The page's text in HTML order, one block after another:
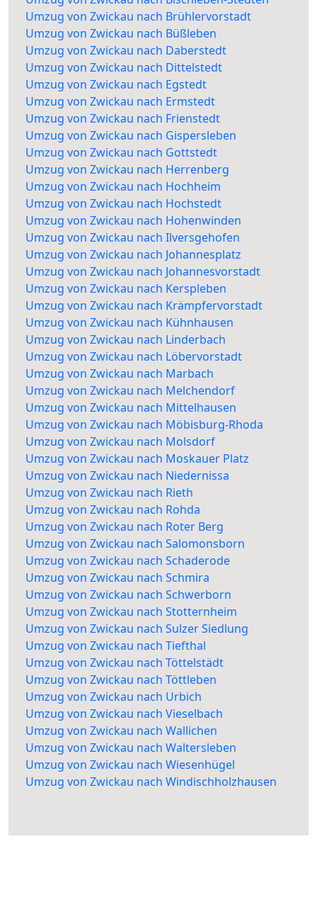
Umzug von Zwickau nach Brühlervorstadt
Umzug von Zwickau nach Büßleben
Umzug von Zwickau nach Daberstedt
Umzug von Zwickau nach Dittelstedt
Umzug von Zwickau nach Egstedt
Umzug von Zwickau nach Ermstedt
Umzug von Zwickau nach Frienstedt
Umzug von Zwickau nach Gispersleben
Umzug von Zwickau nach Gottstedt
Umzug von Zwickau nach Herrenberg
Umzug von Zwickau nach Hochheim
Umzug von Zwickau nach Hochstedt
Umzug von Zwickau nach Hohenwinden
Umzug von Zwickau nach Ilversgehofen
Umzug von Zwickau nach Johannesplatz
Umzug von Zwickau nach Johannesvorstadt
Umzug von Zwickau nach Kerspleben
Umzug von Zwickau nach Krämpfervorstadt
Umzug von Zwickau nach Kühnhausen
Umzug von Zwickau nach Linderbach
Umzug von Zwickau nach Löbervorstadt
Umzug von Zwickau nach Marbach
Umzug von Zwickau nach Melchendorf
Umzug von Zwickau nach Mittelhausen
Umzug von Zwickau nach Möbisburg-Rhoda
Umzug von Zwickau nach Molsdorf
Umzug von Zwickau nach Moskauer Platz
Umzug von Zwickau nach Niedernissa
Umzug von Zwickau nach Rieth
Umzug von Zwickau nach Rohda
Umzug von Zwickau nach Roter Berg
Umzug von Zwickau nach Salomonsborn
Umzug von Zwickau nach Schaderode
Umzug von Zwickau nach Schmira
Umzug von Zwickau nach Schwerborn
Umzug von Zwickau nach Stotternheim
Umzug von Zwickau nach Sulzer Siedlung
Umzug von Zwickau nach Tiefthal
Umzug von Zwickau nach Töttelstädt
Umzug von Zwickau nach Töttleben
Umzug von Zwickau nach Urbich
Umzug von Zwickau nach Vieselbach
Umzug von Zwickau nach Wallichen
Umzug von Zwickau nach Waltersleben
Umzug von Zwickau nach Wiesenhügel
Umzug von Zwickau nach Windischholzhausen